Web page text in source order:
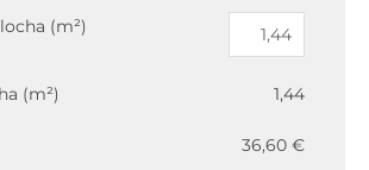
(m²)
(m²) 1,44
36,60 €